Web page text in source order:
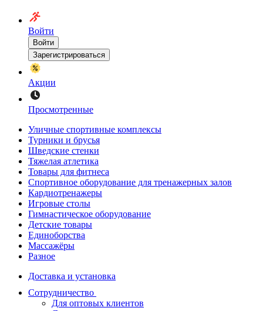
Войти
Войти
Зарегистрироваться
Акции
Просмотренные
Уличные спортивные комплексы
Турники и брусья
Шведские стенки
Тяжелая атлетика
Товары для фитнеса
Спортивное оборудование для тренажерных залов
Кардиотренажеры
Игровые столы
Гимнастическое оборудование
Детские товары
Единоборства
Массажёры
Разное
Доставка и установка
Сотрудничество
Для оптовых клиентов